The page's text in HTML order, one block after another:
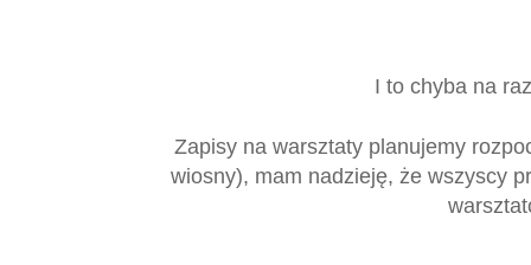
I to chyba na
Zapisy na warsztaty planujemy
wiosny), mam nadzieję, że wszyscy